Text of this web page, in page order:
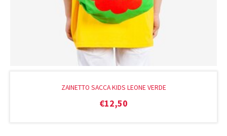
ZAINETTO SACCA KIDS LEONE VERDE
€12,50